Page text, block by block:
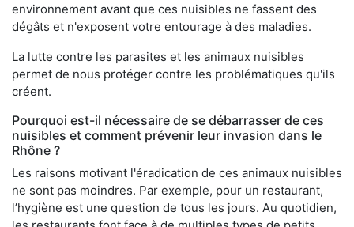
environnement avant que ces nuisibles ne fassent des
dégâts et n'exposent votre entourage à des maladies.
La lutte contre les parasites et les animaux nuisibles
permet de nous protéger contre les problématiques qu'ils
créent.
Pourquoi est-il nécessaire de se débarrasser de ces
nuisibles et comment prévenir leur invasion dans le
Rhône ?
Les raisons motivant l'éradication de ces animaux nuisibles
ne sont pas moindres. Par exemple, pour un restaurant,
l’hygiène est une question de tous les jours. Au quotidien,